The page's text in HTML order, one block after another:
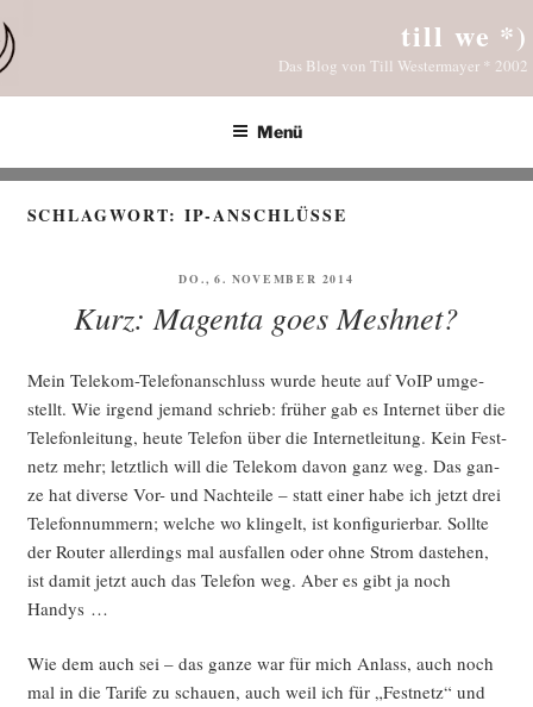
Inhalt
springen
till we *)
Das Blog von Till Westermayer * 2002
Menü
SCHLAGWORT:IP-ANSCHLÜSSE
VERÖFFENTLICHT
DO., 6. NOVEMBER 2014
Kurz: Magenta goes Meshnet?
Mein Tele­kom-Tele­fon­an­schluss wur­de heu­te auf VoIP umge­
stellt. Wie irgend jemand schrieb: frü­her gab es Inter­net über die
Tele­fon­lei­tung, heu­te Tele­fon über die Inter­net­lei­tung. Kein Fest­
netz mehr; letzt­lich will die Tele­kom davon ganz weg. Das gan­
ze hat diver­se Vor- und Nach­tei­le – statt einer habe ich jetzt drei
Tele­fon­num­mern; wel­che wo klin­gelt, ist kon­fi­gu­rier­bar. Soll­te
der Rou­ter aller­dings mal aus­fal­len oder ohne Strom daste­hen,
ist damit jetzt auch das Tele­fon weg. Aber es gibt ja noch
Handys …
Wie dem auch sei – das gan­ze war für mich Anlass, auch noch
mal in die Tari­fe zu schau­en, auch weil ich für „Fest­netz“ und